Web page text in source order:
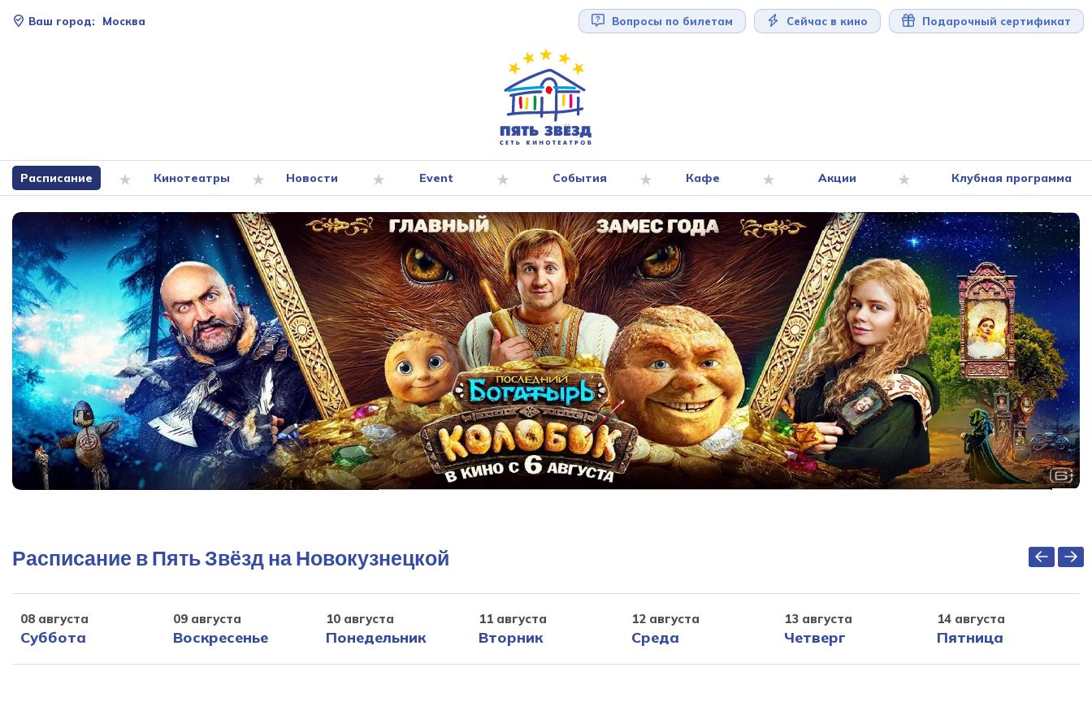
Ваш город: Москва Вопросы по билетам Сейчас в кино Подарочный сертификат
Расписание Кинотеатры Новости Event События Кафе Акции Клубная программа
Расписание в Пять Звёзд на Новокузнецкой
08 августа
Суббота
09 августа
Воскресенье
10 августа
Понедельник
11 августа
Вторник
12 августа
Среда
13 августа
Четверг
14 августа
Пятница